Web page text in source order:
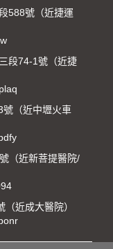
588號（近捷運
段74-1號（近捷
號（近中壢火車
（近新菩提醫院/
近成大醫院）